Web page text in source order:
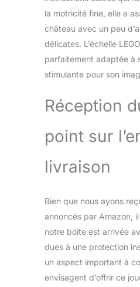
la motricité fine, elle a
château avec un peu
délicates. L’échelle
parfaitement adaptée à
stimulante pour son
Réception
point sur
livraison
Bien que nous ayons
annoncés par Amazon,
notre boîte est arrivée
dues à une protection
un aspect important à
envisagent d’offrir ce